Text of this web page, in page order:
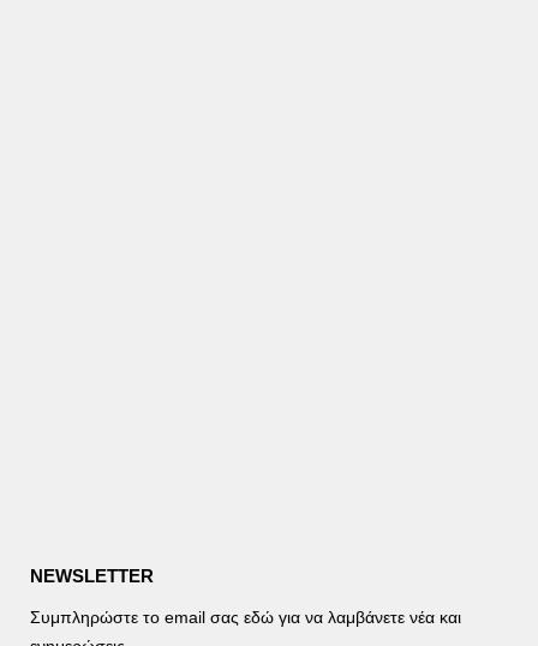
NEWSLETTER
Συμπληρώστε το email σας εδώ για να λαμβάνετε νέα και